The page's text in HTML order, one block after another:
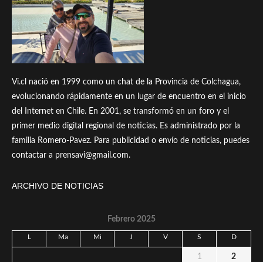
Vi.cl nació en 1999 como un chat de la Provincia de Colchagua,
evolucionando rápidamente en un lugar de encuentro en el inicio
del Internet en Chile. En 2001, se transformó en un foro y el
primer medio digital regional de noticias. Es administrado por la
familia Romero-Pavez. Para publicidad o envío de noticias, puedes
contactar a prensavi@gmail.com.
ARCHIVO DE NOTICIAS
Febrero 2025
Ma Mi J V S D
1 2